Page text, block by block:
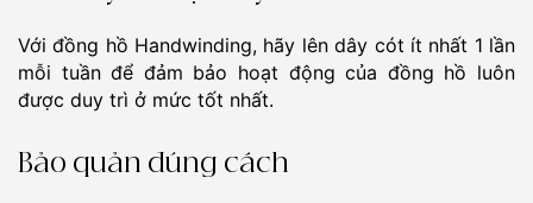
Với đồng hồ Handwinding, hãy lên dây cót ít nhất 1 lần
mỗi tuần để đảm bảo hoạt động của đồng hồ luôn
được duy trì ở mức tốt nhất.
Bảo quản đúng cách